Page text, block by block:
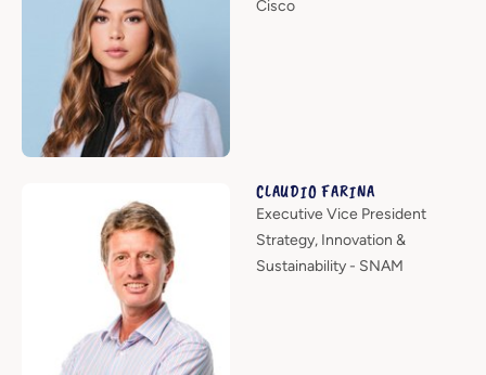
Cisco
CLAUDIO FARINA
Executive Vice President
Strategy, Innovation &
Sustainability - SNAM